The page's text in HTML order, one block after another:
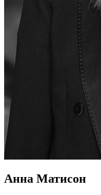
Анна Матисон